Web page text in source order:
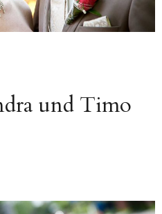
und Timo